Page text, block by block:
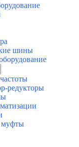
шины
редукторы
муфты